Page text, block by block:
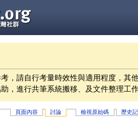
，請自行考量時效性與適用程度，其
，進行共筆系統搬移、及文件整理工
頁面內容 討論 檢視原始碼 歷史